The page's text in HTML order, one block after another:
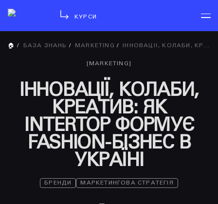
КУРСИ
🏠 / БАЗА ЗНАНЬ / MARKETING / ІННОВАЦІЇ, КОЛАБИ, КРЕАТИВ: ЯК INTERTOP ФОРМУЄ FASHION-БІЗНЕС В УКРАЇНІ
[ MARKETING]
ІННОВАЦІЇ, КОЛАБИ,
КРЕАТИВ: ЯК
INTERTOP ФОРМУЄ
FASHION-БІЗНЕС В
УКРАЇНІ
БРЕНДИ МАРКЕТИНГОВА СТРАТЕГІЯ